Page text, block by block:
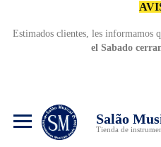
Estimados clientes, les informamos
el Sabado
Salão
Tienda de